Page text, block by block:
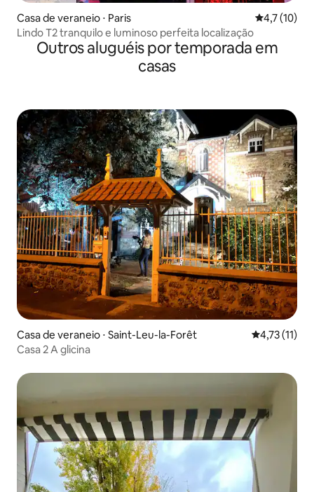
Casa de veraneio ⋅ Paris 4,7 de uma
4,7 (10)
Lindo T2 tranquilo e luminoso perfeita localização
Outros aluguéis por temporada em
casas
Casa de veraneio ⋅ Saint-Leu-la-Forêt 4,73 de uma
4,73 (11)
Casa 2 A glicina